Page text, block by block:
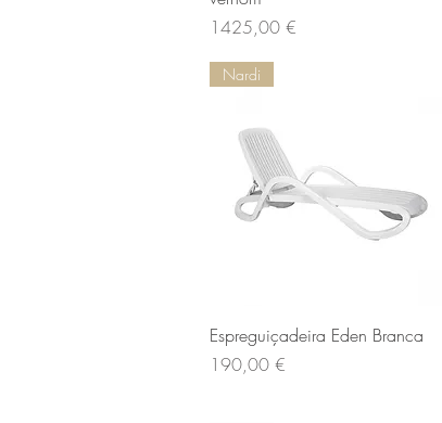
Prezzo
1425,00 €
Vista rapida
Nardi
Espreguiçadeira Eden Branca
Prezzo
190,00 €